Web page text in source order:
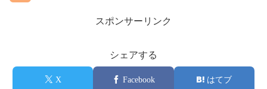
スポンサーリンク
シェアする
X Facebook はてブ